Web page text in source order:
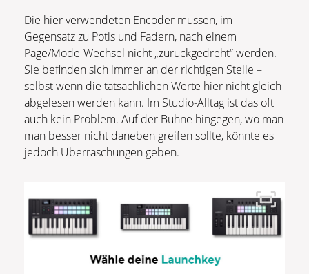
Die hier verwendeten Encoder müssen, im
Gegensatz zu Potis und Fadern, nach einem
Page/Mode-Wechsel nicht „zurückgedreht“ werden.
Sie befinden sich immer an der richtigen Stelle –
selbst wenn die tatsächlichen Werte hier nicht gleich
abgelesen werden kann. Im Studio-Alltag ist das oft
auch kein Problem. Auf der Bühne hingegen, wo man
man besser nicht daneben greifen sollte, könnte es
jedoch Überraschungen geben.